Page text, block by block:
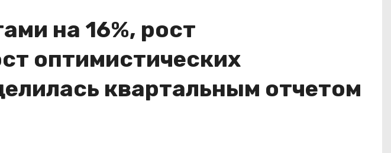
на 16%, рост
оптимистических
квартальным отчетом